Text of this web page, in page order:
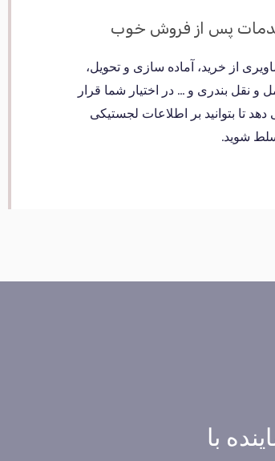
پس از فروش خوب
از خرید، آماده سازی و تحویل،
و نقل بندری و … در اختیار شما قرار
دهد تا بتوانید بر اطلاعات لجستیکی
شوید.
با